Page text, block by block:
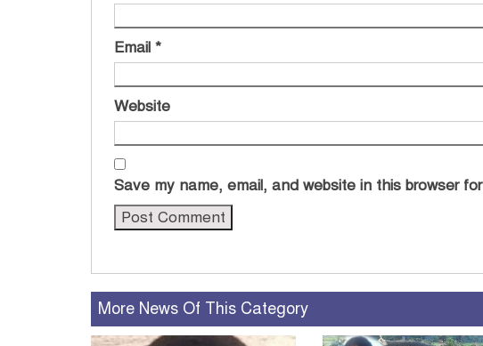
Email *
Website
Save my name, email, and website in this browser
More News Of This Category